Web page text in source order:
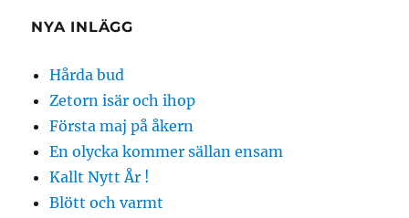
NYA INLÄGG
Hårda bud
Zetorn isär och ihop
Första maj på åkern
En olycka kommer sällan ensam
Kallt Nytt År !
Blött och varmt